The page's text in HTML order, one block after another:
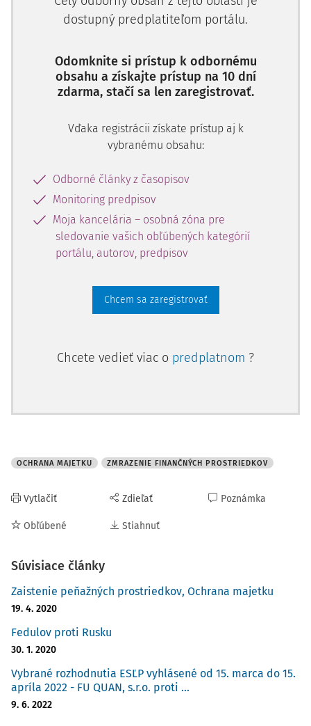
dostupný predplatiteľom portálu.
Odomknite si prístup k odbornému
obsahu a získajte prístup na 10 dní
zdarma, stačí sa len zaregistrovať.
Vďaka registrácii získate prístup aj k
vybranému obsahu:
Odborné články z časopisov
Monitoring predpisov
Moja kancelária – osobná zóna pre
sledovanie vašich obľúbených kategórií
portálu, autorov, predpisov
Chcem sa zaregistrovať
Chcete vedieť viac o predplatnom ?
OCHRANA MAJETKU ZMRAZENIE FINANČNÝCH PROSTRIEDKOV
Vytlačiť
Obľúbené
Zdieľať
Stiahnuť
Poznámka
Súvisiace články
Zaistenie peňažných prostriedkov, Ochrana majetku
19. 4. 2020
Fedulov proti Rusku
30. 1. 2020
Vybrané rozhodnutia ESĽP vyhlásené od 15. marca do 15.
apríla 2022 - FU QUAN, s.r.o. proti ...
9. 6. 2022